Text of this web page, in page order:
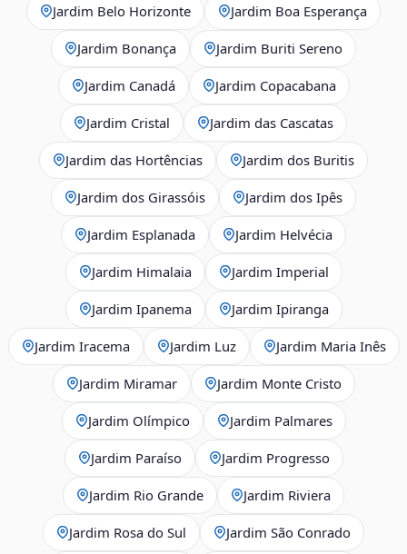
Jardim Belo Horizonte Jardim Boa Esperança
Jardim Bonança Jardim Buriti Sereno
Jardim Canadá Jardim Copacabana
Jardim Cristal Jardim das Cascatas
Jardim das Hortências Jardim dos Buritis
Jardim dos Girassóis Jardim dos Ipês
Jardim Esplanada Jardim Helvécia
Jardim Himalaia Jardim Imperial
Jardim Ipanema Jardim Ipiranga
Jardim Iracema Jardim Luz Jardim Maria Inês
Jardim Miramar Jardim Monte Cristo
Jardim Olímpico Jardim Palmares
Jardim Paraíso Jardim Progresso
Jardim Rio Grande Jardim Riviera
Jardim Rosa do Sul Jardim São Conrado